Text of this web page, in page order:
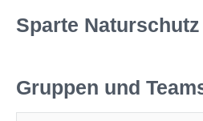
Sparte Naturschutz
Gruppen und